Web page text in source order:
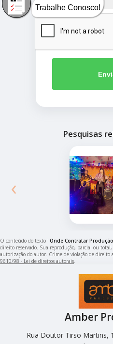
Pesquisas
‹
O conteúdo do texto "Onde Contratar
direito reservado. Sua reprodução, parcial ou
autorização do autor. Crime de violação de direito
9610/98 - Lei de direitos autorais.
Amber
Rua Doutor Tirso Martins,
Trabalhe Conosco!